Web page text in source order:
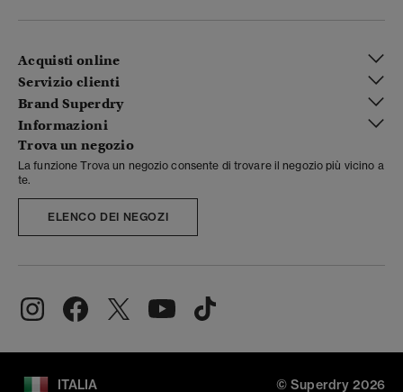
Acquisti online
Servizio clienti
Brand Superdry
Informazioni
Trova un negozio
La funzione Trova un negozio consente di trovare il negozio più vicino a
te.
ELENCO DEI NEGOZI
ITALIA © Superdry 2026